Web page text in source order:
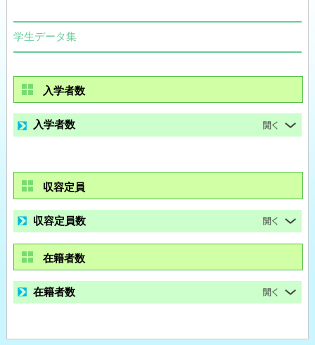
学生データ集
入学者数
入学者数
収容定員
収容定員数
在籍者数
在籍者数